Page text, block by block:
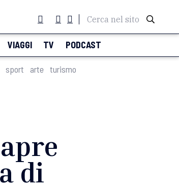
Cerca nel sito
VIAGGI TV PODCAST
sport arte turismo
di